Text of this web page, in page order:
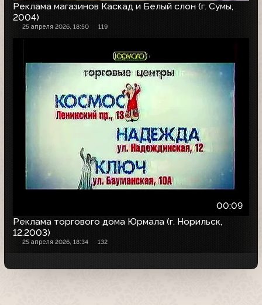
Реклама магазинов Каскад и Белый слон (г. Сумы,
2004)
25 апреля 2026, 18:50 119
00:09
Реклама торгового дома Юрмала (г. Норильск,
12.2003)
25 апреля 2026, 18:34 132